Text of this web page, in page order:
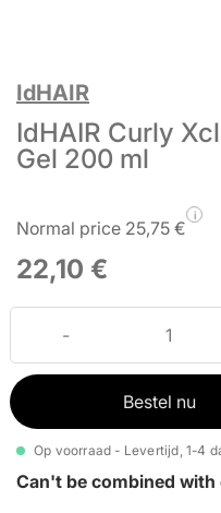
IdHAIR
IdHAIR Curly
Gel 200 ml
Normal price 25,75 €
i
22,10 €
Bestel nu
Op voorraad - Levertijd, 1-4
Can't be combined